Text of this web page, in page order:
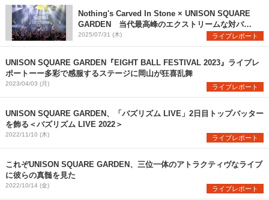
Nothing's Carved In Stone × UNISON SQUARE
GARDEN 当代最高峰のエクストリームな対バン
を観た
2025/07/31 (木) ライブレポート
UNISON SQUARE GARDEN『EIGHT BALL FESTIVAL 2023』ライブレ
ポートーー多彩で感服するステージに岡山が狂喜乱舞
2023/04/03 (月) ライブレポート
UNISON SQUARE GARDEN、「バズリズム LIVE」2日目トップバッター
を飾る＜バズリズム LIVE 2022＞
2022/11/10 (木) ライブレポート
これぞUNISON SQUARE GARDEN、三位一体のアトラクティヴなライブ
に彼らの真髄を見た
2022/10/14 (金) ライブレポート